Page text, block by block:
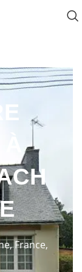
France,